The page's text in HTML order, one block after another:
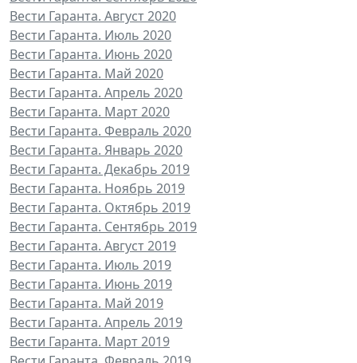
Вести Гаранта. Август 2020
Вести Гаранта. Июль 2020
Вести Гаранта. Июнь 2020
Вести Гаранта. Май 2020
Вести Гаранта. Апрель 2020
Вести Гаранта. Март 2020
Вести Гаранта. Февраль 2020
Вести Гаранта. Январь 2020
Вести Гаранта. Декабрь 2019
Вести Гаранта. Ноябрь 2019
Вести Гаранта. Октябрь 2019
Вести Гаранта. Сентябрь 2019
Вести Гаранта. Август 2019
Вести Гаранта. Июль 2019
Вести Гаранта. Июнь 2019
Вести Гаранта. Май 2019
Вести Гаранта. Апрель 2019
Вести Гаранта. Март 2019